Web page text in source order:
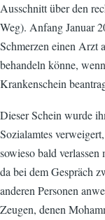
Ausschnitt über den
Weg). Anfang Januar
Schmerzen einen Arzt
behandeln könne,
Krankenschein
Dieser Schein wurde
Sozialamtes
sowieso bald verlassen
da bei dem Gespräch
anderen Personen
Zeugen, denen